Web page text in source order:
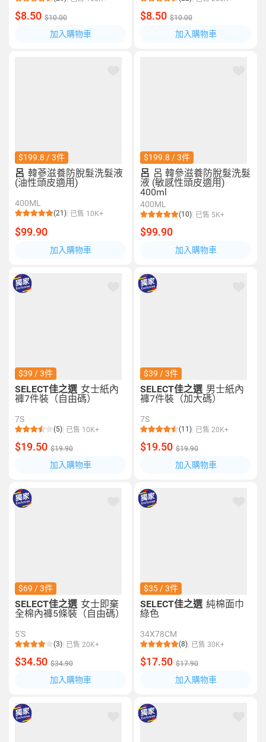
$8.50 $10.00
加入購物車
$8.50 $10.00
加入購物車
$199.8 / 3件
呂 韓蔘滋養防脫髮洗髮液
(油性頭皮適用)
400ML
(21) 已售 10K+
$99.90
加入購物車
$199.8 / 3件
呂 呂 韓參滋養防脫髮洗髮
液 (敏感性頭皮適用)
400ml
400ML
(10) 已售 5K+
$99.90
加入購物車
$39 / 3件
SELECT佳之選 女士紙內
褲7件裝（自由碼）
7S
(5) 已售 10K+
$19.50 $19.90
加入購物車
$39 / 3件
SELECT佳之選 男士紙內
褲7件裝（加大碼）
7S
(11) 已售 20K+
$19.50 $19.90
加入購物車
$69 / 3件
SELECT佳之選 女士即棄
全棉內褲5條裝（自由碼）
5'S
(3) 已售 20K+
$34.50 $34.90
加入購物車
$35 / 3件
SELECT佳之選 純棉面巾
綠色
34X78CM
(8) 已售 30K+
$17.50 $17.90
加入購物車